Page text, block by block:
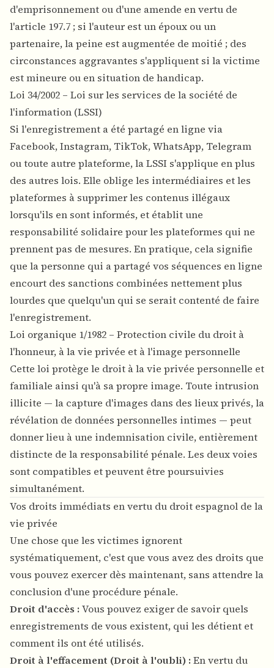
d'emprisonnement ou d'une amende en vertu de
l'article 197.7 ; si l'auteur est un époux ou un
partenaire, la peine est augmentée de moitié ; des
circonstances aggravantes s'appliquent si la victime
est mineure ou en situation de handicap.
Loi 34/2002 – Loi sur les services de la société de
l'information (LSSI)
Si l'enregistrement a été partagé en ligne via
Facebook, Instagram, TikTok, WhatsApp, Telegram
ou toute autre plateforme, la LSSI s'applique en plus
des autres lois. Elle oblige les intermédiaires et les
plateformes à supprimer les contenus illégaux
lorsqu'ils en sont informés, et établit une
responsabilité solidaire pour les plateformes qui ne
prennent pas de mesures. En pratique, cela signifie
que la personne qui a partagé vos séquences en ligne
encourt des sanctions combinées nettement plus
lourdes que quelqu'un qui se serait contenté de faire
l'enregistrement.
Loi organique 1/1982 – Protection civile du droit à
l'honneur, à la vie privée et à l'image personnelle
Cette loi protège le droit à la vie privée personnelle et
familiale ainsi qu'à sa propre image. Toute intrusion
illicite — la capture d'images dans des lieux privés, la
révélation de données personnelles intimes — peut
donner lieu à une indemnisation civile, entièrement
distincte de la responsabilité pénale. Les deux voies
sont compatibles et peuvent être poursuivies
simultanément.
Vos droits immédiats en vertu du droit espagnol de la
vie privée
Une chose que les victimes ignorent
systématiquement, c'est que vous avez des droits que
vous pouvez exercer dès maintenant, sans attendre la
conclusion d'une procédure pénale.
Droit d'accès : Vous pouvez exiger de savoir quels
enregistrements de vous existent, qui les détient et
comment ils ont été utilisés.
Droit à l'effacement (Droit à l'oubli) : En vertu du